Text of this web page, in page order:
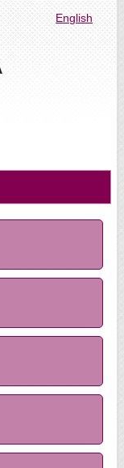
English